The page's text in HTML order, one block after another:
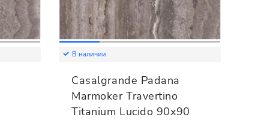
В наличии
Casalgrande Padana
Marmoker Travertino
Titanium Lucido 90x90